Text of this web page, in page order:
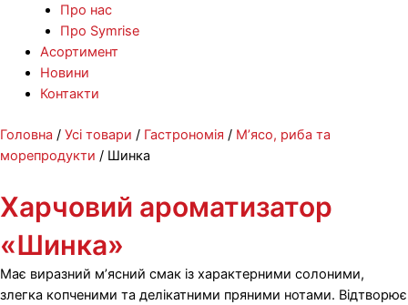
Про нас
Про Symrise
Асортимент
Новини
Контакти
Перейти
до
Головна / Усі товари / Гастрономія / М’ясо, риба та
морепродукти / Шинка
Харчовий ароматизатор
«Шинка»
Має виразний м’ясний смак із характерними солоними,
злегка копченими та делікатними пряними нотами. Відтворює